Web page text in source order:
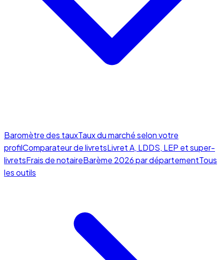
Baromètre des tauxTaux du marché selon votre
profilComparateur de livretsLivret A, LDDS, LEP et super-
livretsFrais de notaireBarème 2026 par départementTous
les outils